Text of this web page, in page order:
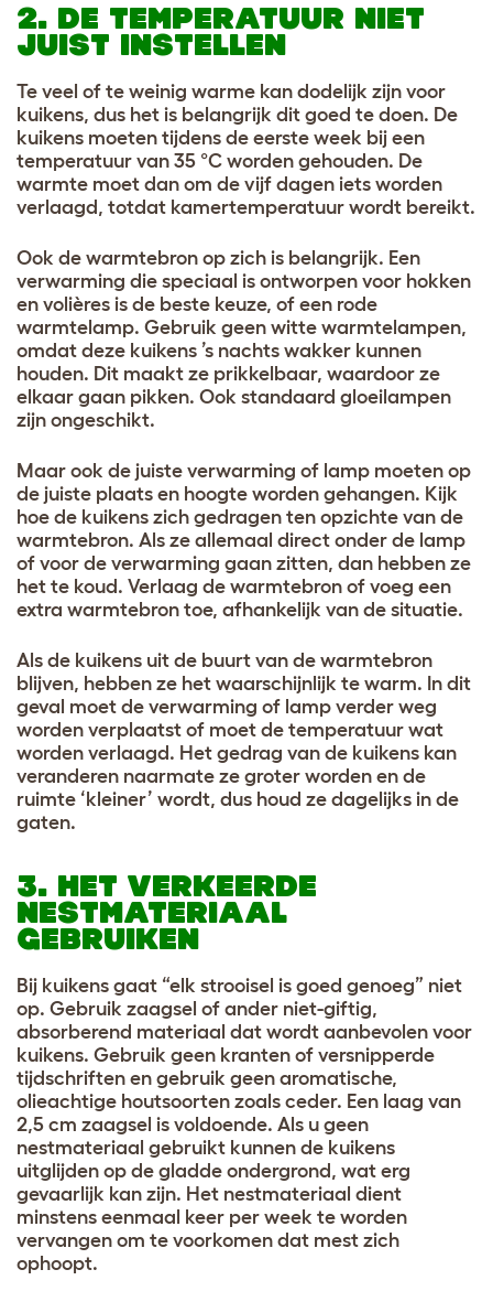
2. DE TEMPERATUUR NIET
JUIST INSTELLEN
Te veel of te weinig warme kan dodelijk zijn voor
kuikens, dus het is belangrijk dit goed te doen. De
kuikens moeten tijdens de eerste week bij een
temperatuur van 35 °C worden gehouden. De
warmte moet dan om de vijf dagen iets worden
verlaagd, totdat kamertemperatuur wordt bereikt.
Ook de warmtebron op zich is belangrijk. Een
verwarming die speciaal is ontworpen voor hokken
en volières is de beste keuze, of een rode
warmtelamp. Gebruik geen witte warmtelampen,
omdat deze kuikens ’s nachts wakker kunnen
houden. Dit maakt ze prikkelbaar, waardoor ze
elkaar gaan pikken. Ook standaard gloeilampen
zijn ongeschikt.
Maar ook de juiste verwarming of lamp moeten op
de juiste plaats en hoogte worden gehangen. Kijk
hoe de kuikens zich gedragen ten opzichte van de
warmtebron. Als ze allemaal direct onder de lamp
of voor de verwarming gaan zitten, dan hebben ze
het te koud. Verlaag de warmtebron of voeg een
extra warmtebron toe, afhankelijk van de situatie.
Als de kuikens uit de buurt van de warmtebron
blijven, hebben ze het waarschijnlijk te warm. In dit
geval moet de verwarming of lamp verder weg
worden verplaatst of moet de temperatuur wat
worden verlaagd. Het gedrag van de kuikens kan
veranderen naarmate ze groter worden en de
ruimte ‘kleiner’ wordt, dus houd ze dagelijks in de
gaten.
3. HET VERKEERDE
NESTMATERIAAL
GEBRUIKEN
Bij kuikens gaat “elk strooisel is goed genoeg” niet
op. Gebruik zaagsel of ander niet-giftig,
absorberend materiaal dat wordt aanbevolen voor
kuikens. Gebruik geen kranten of versnipperde
tijdschriften en gebruik geen aromatische,
olieachtige houtsoorten zoals ceder. Een laag van
2,5 cm zaagsel is voldoende. Als u geen
nestmateriaal gebruikt kunnen de kuikens
uitglijden op de gladde ondergrond, wat erg
gevaarlijk kan zijn. Het nestmateriaal dient
minstens eenmaal keer per week te worden
vervangen om te voorkomen dat mest zich
ophoopt.